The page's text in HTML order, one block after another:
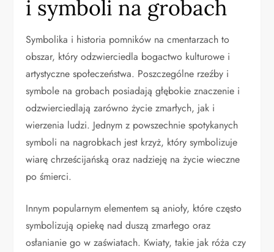
i symboli na grobach
Symbolika i historia pomników na cmentarzach to
obszar, który odzwierciedla bogactwo kulturowe i
artystyczne społeczeństwa. Poszczególne rzeźby i
symbole na grobach posiadają głębokie znaczenie i
odzwierciedlają zarówno życie zmarłych, jak i
wierzenia ludzi. Jednym z powszechnie spotykanych
symboli na nagrobkach jest krzyż, który symbolizuje
wiarę chrześcijańską oraz nadzieję na życie wieczne
po śmierci.
Innym popularnym elementem są anioły, które często
symbolizują opiekę nad duszą zmarłego oraz
osłanianie go w zaświatach. Kwiaty, takie jak róża czy